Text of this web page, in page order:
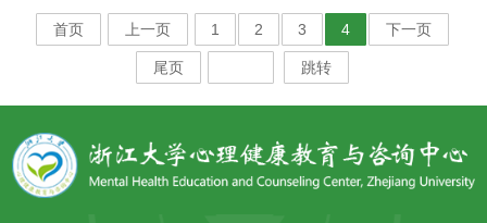
中会以真诚接纳的态度和你共同探索你所面临的问题
和困扰，从新的视角去看待它们，并和你一起走进你
的内在世界，看见你内心的真实与幻像，寻找一条通
理咨询。我是一名偏整合取向的咨询师，以叙事疗法
为主，融入表达性艺术治疗。擅长领域：自我探索、
情绪困扰、人际关系、生涯规划。咨询理念：看见自
己的力量，活出如其所是的自己。
首页 上一页 1 2 3 4 下一页
尾页 跳转